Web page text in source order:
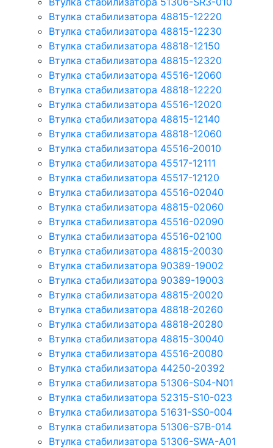
Втулка стабилизатора 48815-12220
Втулка стабилизатора 48815-12230
Втулка стабилизатора 48818-12150
Втулка стабилизатора 48815-12320
Втулка стабилизатора 45516-12060
Втулка стабилизатора 48818-12220
Втулка стабилизатора 45516-12020
Втулка стабилизатора 48815-12140
Втулка стабилизатора 48818-12060
Втулка стабилизатора 45516-20010
Втулка стабилизатора 45517-12111
Втулка стабилизатора 45517-12120
Втулка стабилизатора 45516-02040
Втулка стабилизатора 48815-02060
Втулка стабилизатора 45516-02090
Втулка стабилизатора 45516-02100
Втулка стабилизатора 48815-20030
Втулка стабилизатора 90389-19002
Втулка стабилизатора 90389-19003
Втулка стабилизатора 48815-20020
Втулка стабилизатора 48818-20260
Втулка стабилизатора 48818-20280
Втулка стабилизатора 48815-30040
Втулка стабилизатора 45516-20080
Втулка стабилизатора 44250-20392
Втулка стабилизатора 51306-S04-N01
Втулка стабилизатора 52315-S10-023
Втулка стабилизатора 51631-SS0-004
Втулка стабилизатора 51306-S7B-014
Втулка стабилизатора 51306-SWA-A01